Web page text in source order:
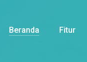
Beranda Fitur